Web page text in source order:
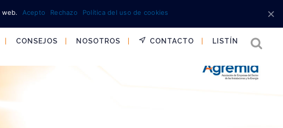
CONSEJOS NOSOTROS CONTACTO LISTÍN
web. Acepto Rechazo Política del uso de cookies